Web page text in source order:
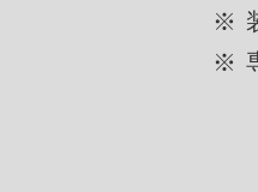
※
※